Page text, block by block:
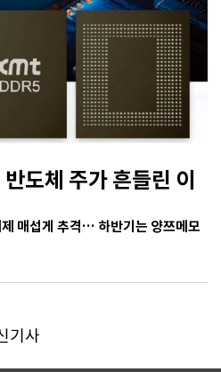
도체 주가 흔들린 이
균열’ 공포
매섭게 추격… 하반기는 양쯔메모
기사